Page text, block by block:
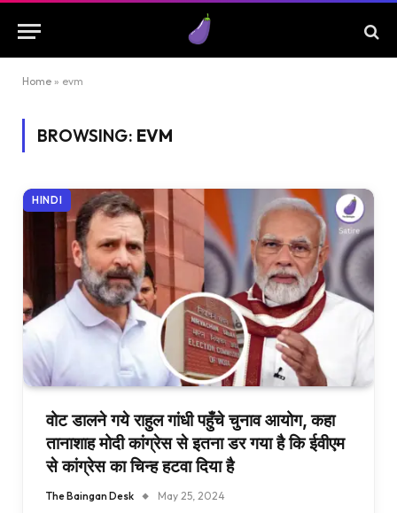
Home » evm
BROWSING: EVM
HINDI
वोट डालने गये राहुल गांधी पहुँचे चुनाव आयोग, कहा
तानाशाह मोदी कांग्रेस से इतना डर गया है कि ईवीएम
से कांग्रेस का चिन्ह हटवा दिया है
The Baingan Desk May 25, 2024